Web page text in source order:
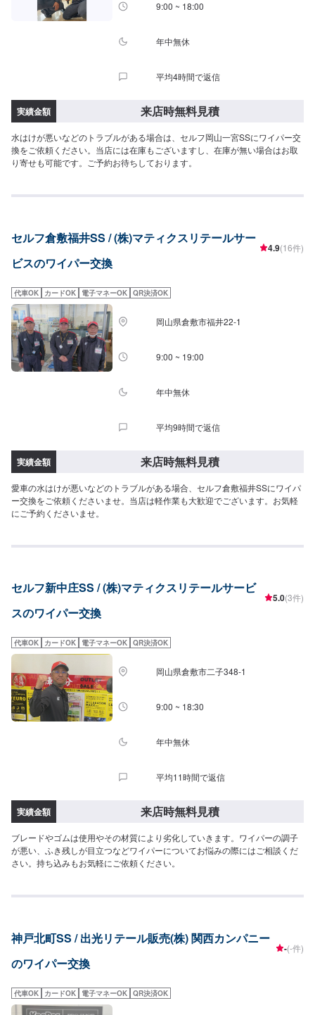
9:00 ~ 18:00
年中無休
平均4時間で返信
実績金額 来店時無料見積
水はけが悪いなどのトラブルがある場合は、セルフ岡山一宮SSにワイパー交
換をご依頼ください。当店には在庫もございますし、在庫が無い場合はお取
り寄せも可能です。ご予約お待ちしております。
セルフ倉敷福井SS / (株)マティクスリテールサー
ビスのワイパー交換
4.9(16件)
代車OK カードOK 電子マネーOK QR決済OK
岡山県倉敷市福井22-1
9:00 ~ 19:00
年中無休
平均9時間で返信
実績金額 来店時無料見積
愛車の水はけが悪いなどのトラブルがある場合、セルフ倉敷福井SSにワイパ
ー交換をご依頼くださいませ。当店は軽作業も大歓迎でございます。お気軽
にご予約くださいませ。
セルフ新中庄SS / (株)マティクスリテールサービ
スのワイパー交換
5.0(3件)
代車OK カードOK 電子マネーOK QR決済OK
岡山県倉敷市二子348-1
9:00 ~ 18:30
年中無休
平均11時間で返信
実績金額 来店時無料見積
ブレードやゴムは使用やその材質により劣化していきます。ワイパーの調子
が悪い、ふき残しが目立つなどワイパーについてお悩みの際にはご相談くだ
さい。持ち込みもお気軽にご依頼ください。
神戸北町SS / 出光リテール販売(株) 関西カンパニー
のワイパー交換
-(-件)
代車OK カードOK 電子マネーOK QR決済OK